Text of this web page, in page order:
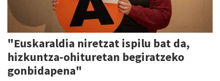
"Euskaraldia niretzat ispilu bat da,
hizkuntza-ohituretan begiratzeko
gonbidapena"